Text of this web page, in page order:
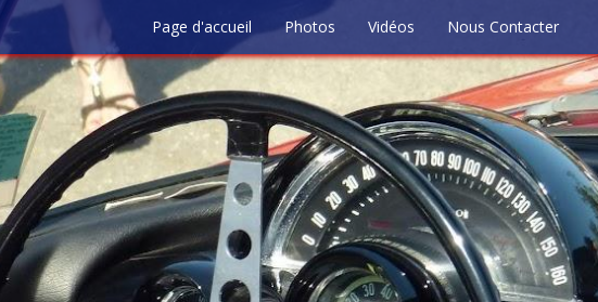
Page d'accueil Photos Vidéos Nous Contacter